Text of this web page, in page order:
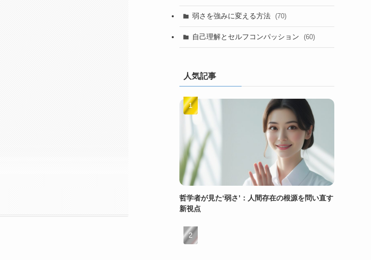
弱さを強みに変える方法 (70)
自己理解とセルフコンパッション (60)
人気記事
哲学者が見た‘弱さ’：人間存在の根源を問い直す
新視点